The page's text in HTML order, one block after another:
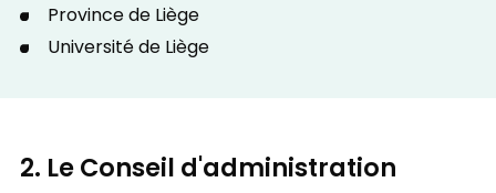
Province de Liège
Université de Liège
2. Le Conseil d'administration